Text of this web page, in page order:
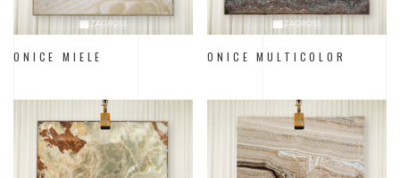
ONICE MIELE ONICE MULTICOLOR